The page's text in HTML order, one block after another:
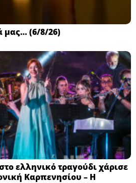
μας… (6/8/26)
ελληνικό τραγούδι χάρισε
Καρπενησίου – Η